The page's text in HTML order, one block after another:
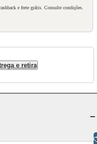
e frete grátis. Consulte condições.
e retira